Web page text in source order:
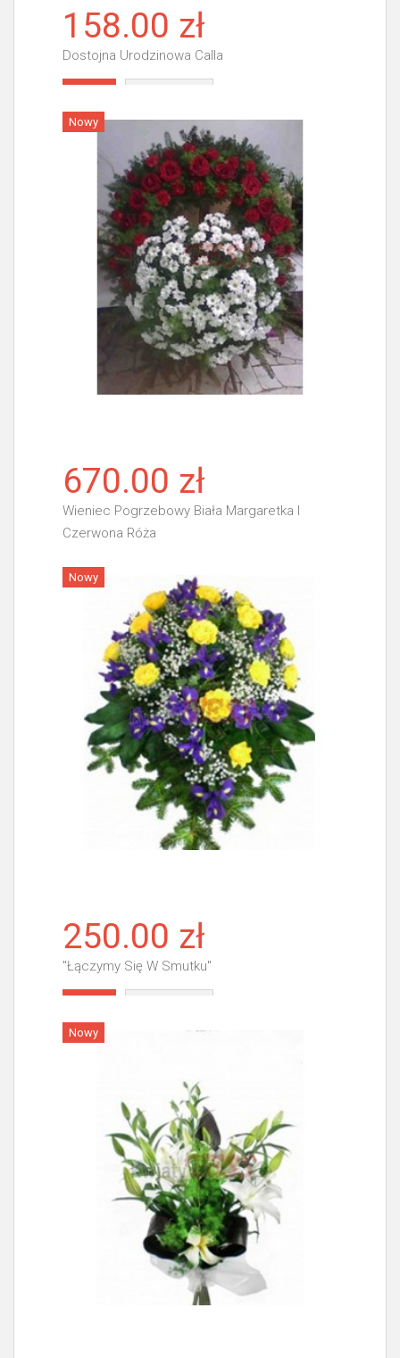
158.00 zł
Dostojna Urodzinowa Calla
Nowy
670.00 zł
Wieniec Pogrzebowy Biała Margaretka I
Czerwona Róża
Więcej
Nowy
250.00 zł
"Łączymy Się W Smutku"
Nowy